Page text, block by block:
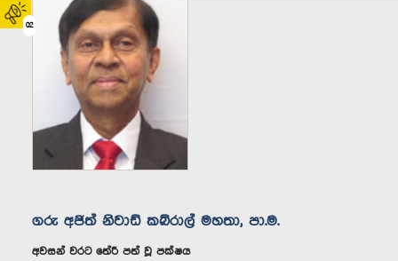
02
ගරු අජිත් නිවාඩ් කබ්රාල් මහතා, පා.ම.
අවසන් වරට තේරී පත් වූ පක්ෂය